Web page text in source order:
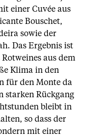
einer Cuvée aus
Bouschet,
sowie der
Das Ergebnis ist
aus dem
Klima in den
für den Monte da
starken Rückgang
bleibt in
so dass der
mit einer